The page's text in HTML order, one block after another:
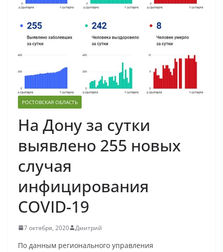
РОСТОВСКАЯ ОБЛАСТЬ
На Дону за сутки
выявлено 255 новых
случая
инфицирования
COVID-19
7 октября, 2020 Дмитрий
По данным регионального управления